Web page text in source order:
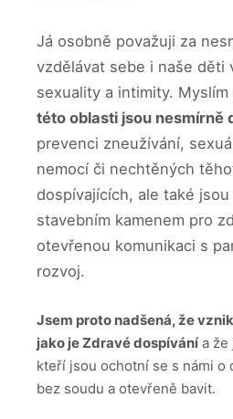
Já osobně považuji za
vzdělávat sebe i naše děti
sexuality a intimity. Myslím
této oblasti jsou nesmírně
prevenci zneužívání,
nemocí či nechtěných
dospívajících, ale také jsou
stavebním kamenem pro
otevřenou komunikaci s
rozvoj.
Jsem proto nadšená, že
jako je Zdravé dospívánía že
kteří jsou ochotní se s námi o
bez soudu a otevřeně bavit.